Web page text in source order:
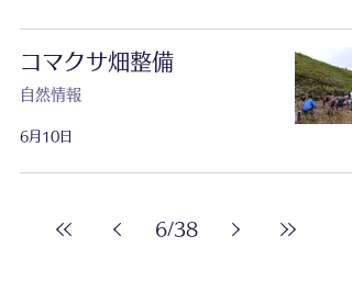
コマクサ畑整備
自然情報
6月10日
6/38